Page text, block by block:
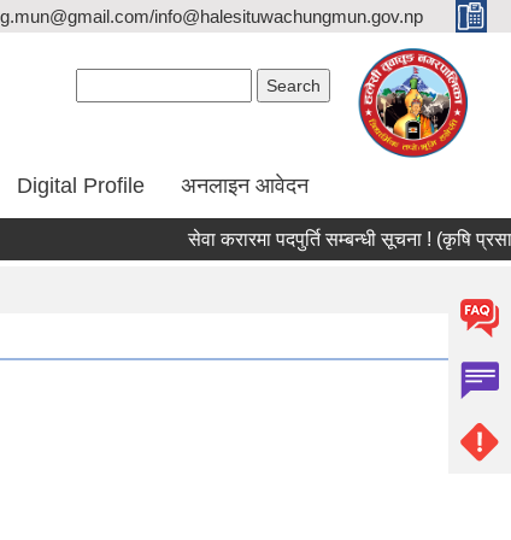
info@halesituwachungmun.gov.np
Digital Profile अनलाइन आवेदन
सेवा करारमा पदपुर्ति सम्बन्धी सूचना ! (कृषि प्रसार